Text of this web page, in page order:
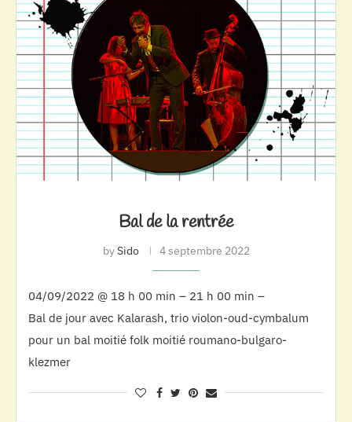
Bal de la rentrée
bySido 4 septembre 2022
04/09/2022 @ 18 h 00 min – 21 h 00 min –
Bal de jour avec Kalarash, trio violon-oud-cymbalum
pour un bal moitié folk moitié roumano-bulgaro-
klezmer